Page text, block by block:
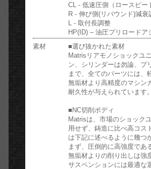
CL - 低速圧側（ロースピ
R - 伸び側(リバウンド)減衰
L - 取付長調整
HP(ID) – 油圧プリロードア
素材
■選び抜かれた素材
Matrisリアモノショックユ
ン、シリンダーは勿論、プ
まで、全てのパーツには、
無垢材より高精度のマシン
耐久性が与えられています。
■NC切削ボディ
Matrisは、市場のショック
用せず、鋳造に比べ高コス
は下記に述べるように幾つ
まず、圧倒的に高強度であ
無垢材よりの削り出しは強
サスペンションには最適な